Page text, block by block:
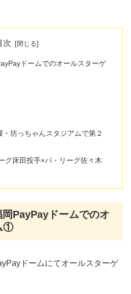
次
ドームでのオールスターゲ
坊っちゃんスタジアムで第２
グ床田投手×パ・リーグ佐々木
PayPayドームでのオ
①
ドームにてオールスターゲ